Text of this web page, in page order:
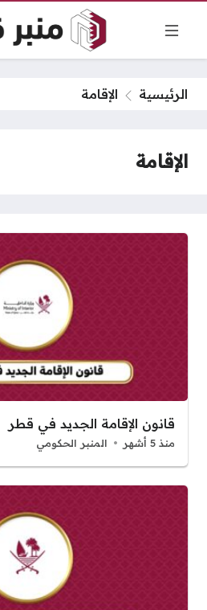
الرئيسية الإقامة
الإقامة
قانون الإقامة الجديد في قطر
منذ 5 أشهر المنبر الحكومي